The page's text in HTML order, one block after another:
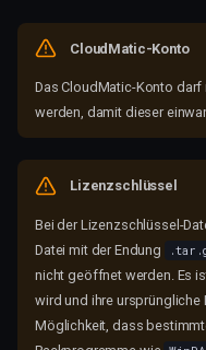
CloudMatic-Konto
Das CloudMatic-Konto darf
werden, damit dieser
Lizenzschlüssel
Bei der Lizenzschlüssel-
Datei mit der Endung
nicht geöffnet werden. Es
wird und ihre ursprüngliche
Möglichkeit, dass